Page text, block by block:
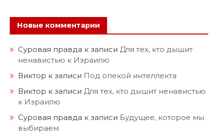
Новые комментарии
Суровая правда к записи Для тех, кто дышит
ненавистью к Израилю
Виктор к записи Под опекой интеллекта
Виктор к записи Для тех, кто дышит ненавистью
к Израилю
Суровая правда к записи Будущее, которое мы
выбираем